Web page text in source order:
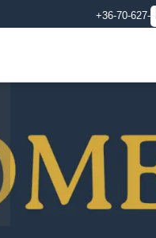
+36-70-627-